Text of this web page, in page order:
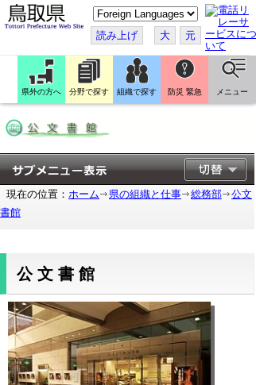
こ
の
ペ
ー
ジ
を
翻
訳
す
読み上げ 大 元
県外の方へ 分野で探す 組織で探す 防災 緊急 メニュー
現在の位置： ホーム 県の組織と仕事 総務部
公文
書館
公文書館